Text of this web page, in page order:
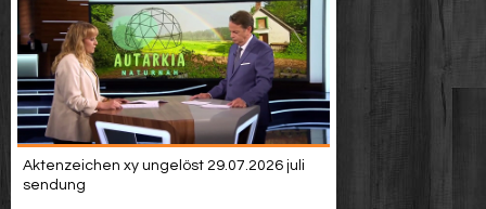
Aktenzeichen xy ungelöst 29.07.2026 juli
sendung